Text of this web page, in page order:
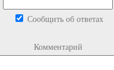
Сообщить об ответах
Комментарий